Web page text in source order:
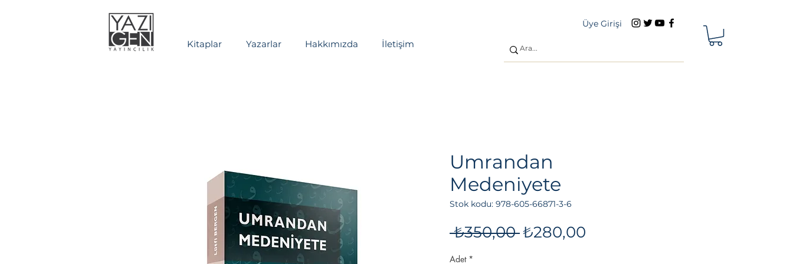
Kitaplar Yazarlar Hakkımızda İletişim
Üye Girişi
Umrandan
Medeniyete
Stok kodu: 978-605-66871-3-6
₺350,00 Normal
₺280,00
Adet *